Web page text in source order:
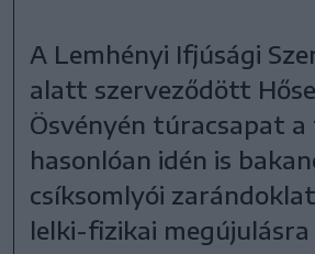
A Lemhényi Ifjúsági
alatt szerveződött
Ösvényén túracsapat
hasonlóan idén is
csíksomlyói
lelki-fizikai